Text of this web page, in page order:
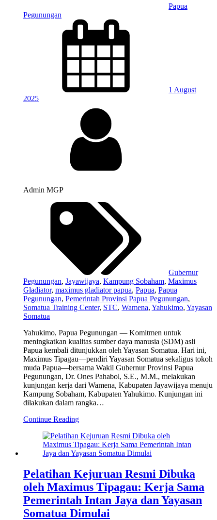
Papua
Pegunungan
1 August
2025
Admin MGP
Gubernur
Pegunungan, Jayawijaya, Kampung Sobaham, Maximus
Gladiator, maximus gladiator papua, Papua, Papua
Pegunungan, Pemerintah Provinsi Papua Pegunungan,
Somatua Training Center, STC, Wamena, Yahukimo, Yayasan
Somatua
Yahukimo, Papua Pegunungan — Komitmen untuk
meningkatkan kualitas sumber daya manusia (SDM) asli
Papua kembali ditunjukkan oleh Yayasan Somatua. Hari ini,
Maximus Tipagau—pendiri Yayasan Somatua sekaligus tokoh
muda Papua—bersama Wakil Gubernur Provinsi Papua
Pegunungan, Dr. Ones Pahabol, S.E., M.M., melakukan
kunjungan kerja dari Wamena, Kabupaten Jayawijaya menuju
Kampung Sobaham, Kabupaten Yahukimo. Kunjungan ini
dilakukan dalam rangka…
Continue Reading
Pelatihan Kejuruan Resmi Dibuka
oleh Maximus Tipagau: Kerja Sama
Pemerintah Intan Jaya dan Yayasan
Somatua Dimulai